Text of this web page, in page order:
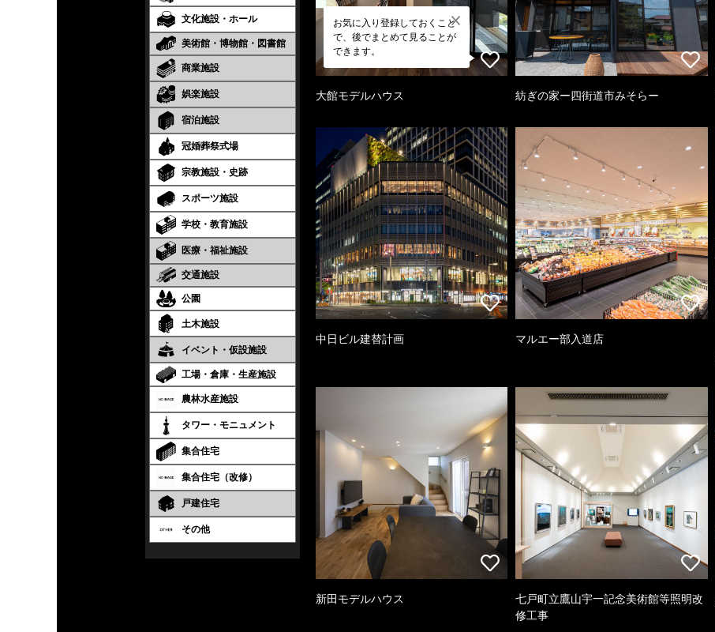
文化施設・ホール
美術館・博物館・図書館
商業施設
娯楽施設
宿泊施設
冠婚葬祭式場
宗教施設・史跡
スポーツ施設
学校・教育施設
医療・福祉施設
交通施設
公園
土木施設
イベント・仮設施設
工場・倉庫・生産施設
農林水産施設
タワー・モニュメント
集合住宅
集合住宅（改修）
戸建住宅
その他
お気に入り登録しておくこと
で、後でまとめて見ることが
できます。
大館モデルハウス 紡ぎの家ー四街道市みそらー
中日ビル建替計画 マルエー部入道店
新田モデルハウス
七戸町立鷹山宇一記念美術館等照明改
修工事